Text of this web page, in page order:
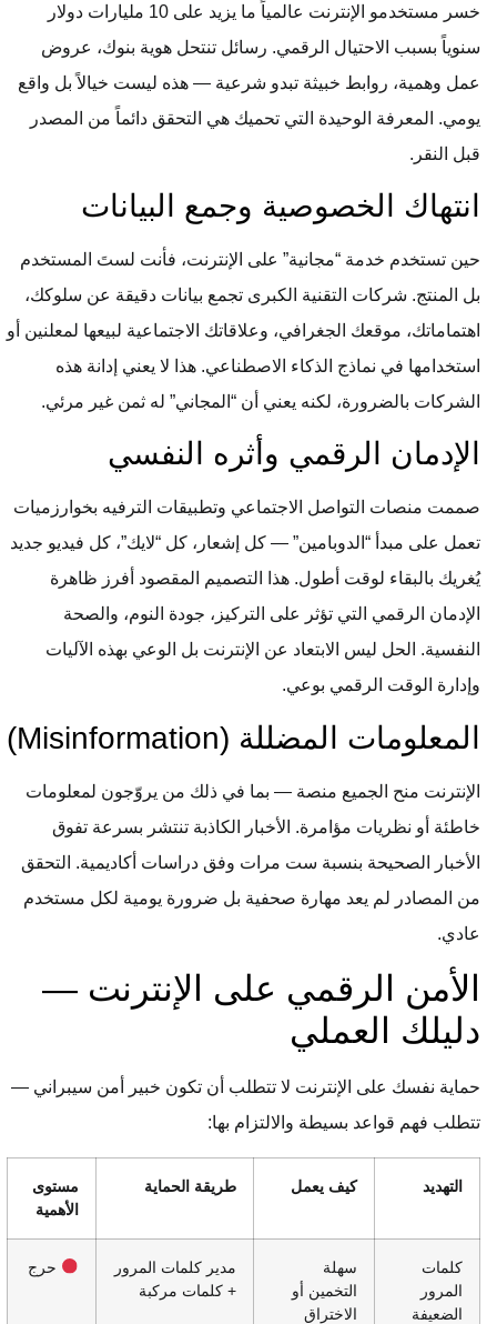
خسر مستخدمو الإنترنت عالمياً ما يزيد على 10 مليارات دولار
سنوياً بسبب الاحتيال الرقمي. رسائل تنتحل هوية بنوك، عروض
عمل وهمية، روابط خبيثة تبدو شرعية — هذه ليست خيالاً بل واقع
يومي. المعرفة الوحيدة التي تحميك هي التحقق دائماً من المصدر
قبل النقر.
انتهاك الخصوصية وجمع البيانات
حين تستخدم خدمة “مجانية” على الإنترنت، فأنت لستَ المستخدم
بل المنتج. شركات التقنية الكبرى تجمع بيانات دقيقة عن سلوكك،
اهتماماتك، موقعك الجغرافي، وعلاقاتك الاجتماعية لبيعها لمعلنين أو
استخدامها في نماذج الذكاء الاصطناعي. هذا لا يعني إدانة هذه
الشركات بالضرورة، لكنه يعني أن “المجاني” له ثمن غير مرئي.
الإدمان الرقمي وأثره النفسي
صممت منصات التواصل الاجتماعي وتطبيقات الترفيه بخوارزميات
تعمل على مبدأ “الدوبامين” — كل إشعار، كل “لايك”، كل فيديو جديد
يُغريك بالبقاء لوقت أطول. هذا التصميم المقصود أفرز ظاهرة
الإدمان الرقمي التي تؤثر على التركيز، جودة النوم، والصحة
النفسية. الحل ليس الابتعاد عن الإنترنت بل الوعي بهذه الآليات
وإدارة الوقت الرقمي بوعي.
المعلومات المضللة (Misinformation)
الإنترنت منح الجميع منصة — بما في ذلك من يروّجون لمعلومات
خاطئة أو نظريات مؤامرة. الأخبار الكاذبة تنتشر بسرعة تفوق
الأخبار الصحيحة بنسبة ست مرات وفق دراسات أكاديمية. التحقق
من المصادر لم يعد مهارة صحفية بل ضرورة يومية لكل مستخدم
عادي.
الأمن الرقمي على الإنترنت —
دليلك العملي
حماية نفسك على الإنترنت لا تتطلب أن تكون خبير أمن سيبراني —
تتطلب فهم قواعد بسيطة والالتزام بها:
التهديد كيف يعمل طريقة الحماية
مستوى
الأهمية
كلمات
المرور
الضعيفة
سهلة
التخمين أو
الاختراق
مدير كلمات المرور
+ كلمات مركبة
حرج